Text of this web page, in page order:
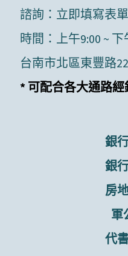
諮詢： 立即填寫表單
時間：上午9:00 ~ 下
台南市北區東豐路
* 可配合各大通路
銀
銀
房
軍
代